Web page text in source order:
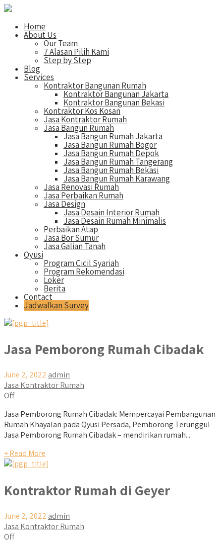
Home
About Us
Our Team
7 Alasan Pilih Kami
Step by Step
Blog
Services
Kontraktor Bangunan Rumah
Kontraktor Bangunan Jakarta
Kontraktor Bangunan Bekasi
Kontraktor Kos Kosan
Jasa Kontraktor Rumah
Jasa Bangun Rumah
Jasa Bangun Rumah Jakarta
Jasa Bangun Rumah Bogor
Jasa Bangun Rumah Depok
Jasa Bangun Rumah Tangerang
Jasa Bangun Rumah Bekasi
Jasa Bangun Rumah Karawang
Jasa Renovasi Rumah
Jasa Perbaikan Rumah
Jasa Design
Jasa Desain Interior Rumah
Jasa Desain Rumah Minimalis
Perbaikan Atap
Jasa Bor Sumur
Jasa Galian Tanah
Qyusi
Program Cicil Syariah
Program Rekomendasi
Loker
Berita
Contact
Jadwalkan Survey
Jasa Pemborong Rumah Cibadak
June 2, 2022 admin
Jasa Kontraktor Rumah
Off
Jasa Pemborong Rumah Cibadak: Mempercayai Pembangunan
Rumah Khayalan pada Qyusi Persada, Pemborong Terunggul
Jasa Pemborong Rumah Cibadak – mendirikan rumah...
+ Read More
Kontraktor Rumah di Geyer
June 2, 2022 admin
Jasa Kontraktor Rumah
Off